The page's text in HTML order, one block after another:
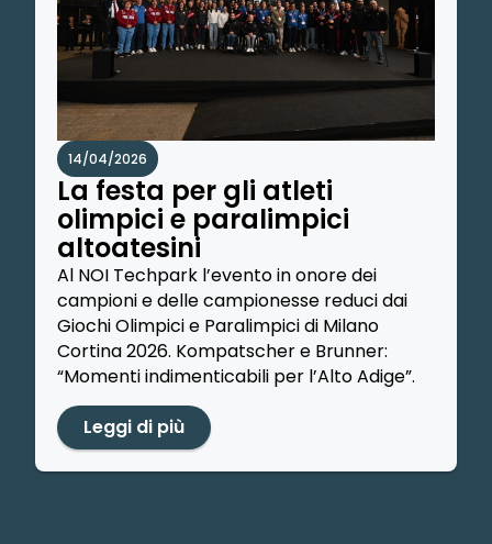
14/04/2026
La festa per gli atleti
olimpici e paralimpici
altoatesini
Al NOI Techpark l’evento in onore dei
campioni e delle campionesse reduci dai
Giochi Olimpici e Paralimpici di Milano
Cortina 2026. Kompatscher e Brunner:
“Momenti indimenticabili per l’Alto Adige”.
Leggi di più